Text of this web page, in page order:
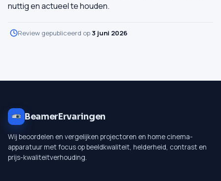
nuttig en actueel te houden.
Review gepubliceerd op 3 juni 2026
BeamerErvaringen
Wij beoordelen en vergelijken projectoren en home cinema-
apparatuur met focus op beeldkwaliteit, helderheid, contrast en
prijs-kwaliteitverhouding.